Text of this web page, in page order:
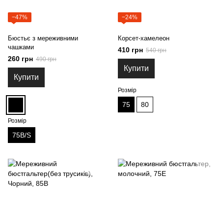
−47%
Бюстьє з мереживними
чашками
260 грн 490 грн
Купити
Розмір
75B/S
−24%
Корсет-хамелеон
410 грн 540 грн
Купити
Розмір
75 80